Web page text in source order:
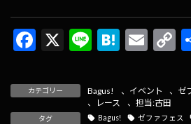
F
e
b
X
Li
e
H
e
n
E
ai
l
C
p
カテゴリー Bagus! 、 イベント 、 ゼ
、
レース 、 担当:古田
タグ Bagus! ゼファフェス